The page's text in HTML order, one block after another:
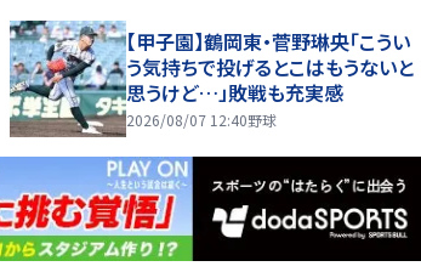
【甲子園】鶴岡東・菅野琳央「こうい
う気持ちで投げるとこはもうないと
思うけど…」敗戦も充実感
2026/08/07 12:40野球